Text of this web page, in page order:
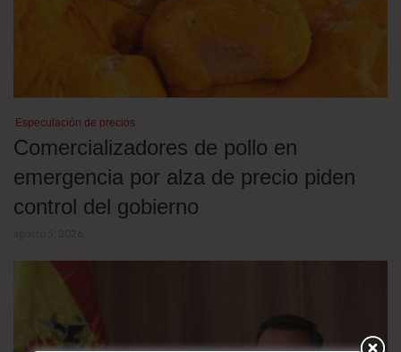
Especulación de precios
Comercializadores de pollo en
emergencia por alza de precio piden
control del gobierno